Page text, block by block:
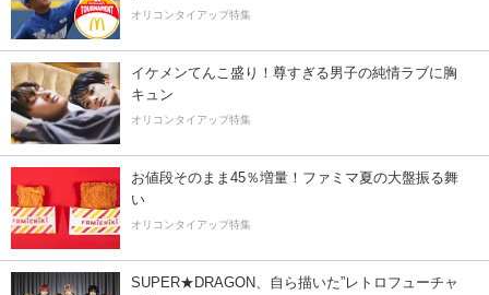
オリコンタイアップ特集
イケメンてんこ盛り！尊すぎる男子の純情ラブに胸
キュン
オリコンタイアップ特集
お値段そのまま45％増量！ファミマ夏の大盤振る舞
い
オリコンタイアップ特集
SUPER★DRAGON、自ら描いた”レトロフューチャ